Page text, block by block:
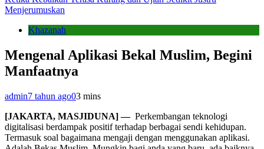
Menjerumuskan
Khazanah
Mengenal Aplikasi Bekal Muslim, Begini
Manfaatnya
admin7 tahun ago03 mins
[JAKARTA, MASJIDUNA] —Perkembangan teknologi
digitalisasi berdampak positif terhadap berbagai sendi kehidupan.
Termasuk soal bagaimana mengaji dengan menggunakan aplikasi.